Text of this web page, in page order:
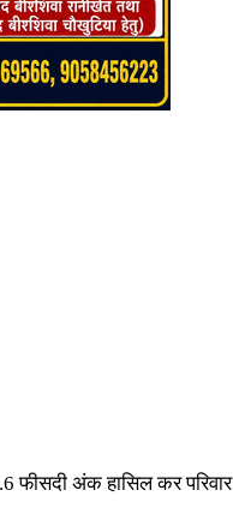
फीसदी अंक हासिल कर परिवार